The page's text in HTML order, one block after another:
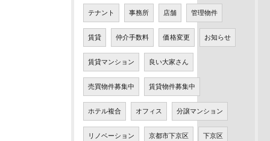
テナント 事務所 店舗 管理物件
賃貸 仲介手数料 価格変更 お知らせ
賃貸マンション 良い大家さん
売買物件募集中 賃貸物件募集中
ホテル複合 オフィス 分譲マンション
リノベーション 京都市下京区 下京区